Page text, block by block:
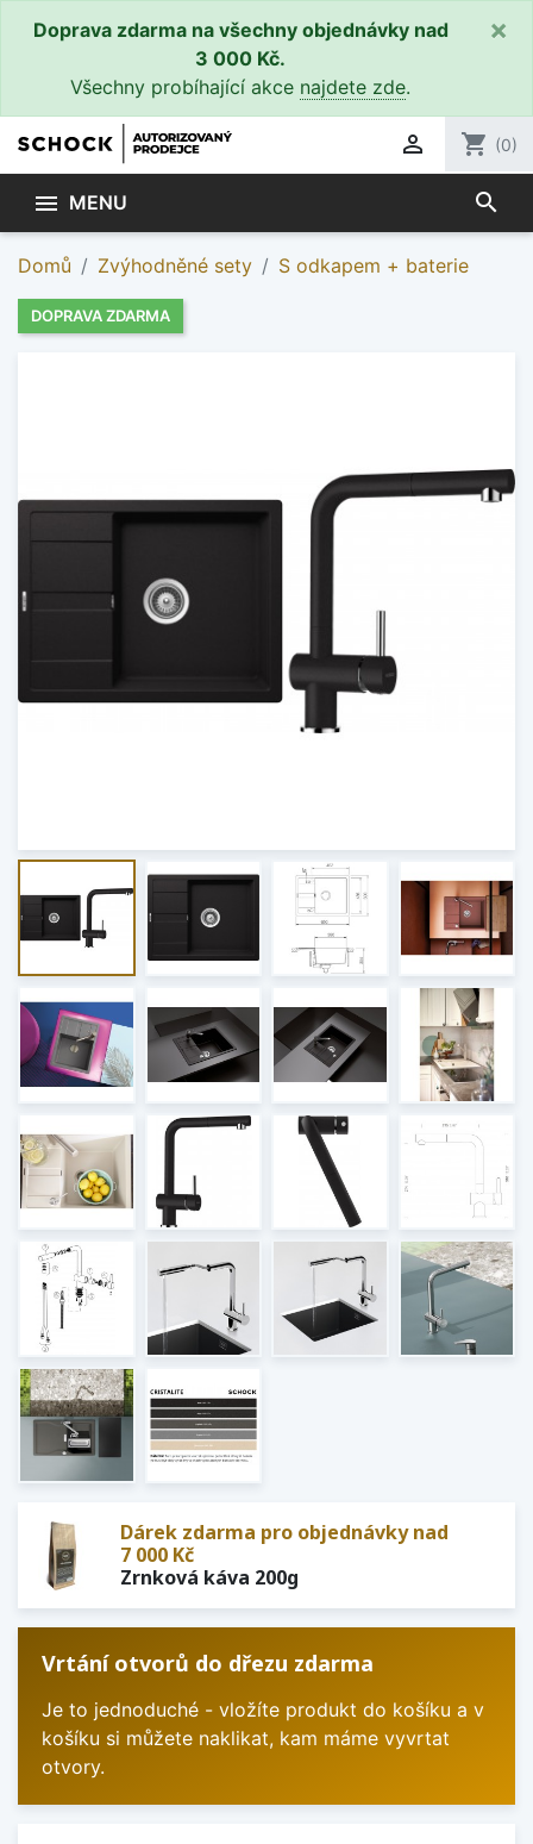
Doprava zdarma na všechny objednávky nad
3 000 Kč.
Všechny probíhající akce najdete zde.
×
 shopping_cart (0)
 MENU search
Domů Zvýhodněné sety S odkapem + baterie
DOPRAVA ZDARMA
Dárek zdarma pro objednávky nad
7 000 Kč
Zrnková káva 200g
Vrtání otvorů do dřezu zdarma
Je to jednoduché - vložíte produkt do košíku a v
košíku si můžete naklikat, kam máme vyvrtat
otvory.